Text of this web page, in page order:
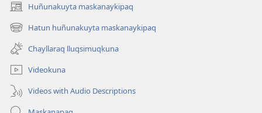
Huñunakuyta maskanaykipaq
(abre
una
nueva
ventana)
Hatun huñunakuyta maskanaykipaq
(abre
una
nueva
ventana)
Chayllaraq lluqsimuqkuna
Videokuna
Videos with Audio Descriptions